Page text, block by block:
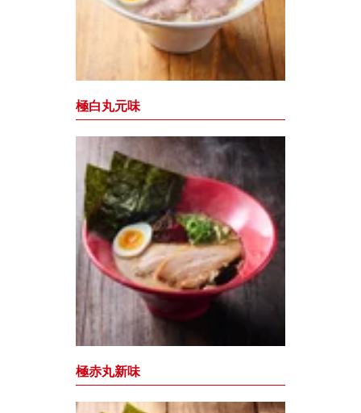
極白丸元味
極赤丸新味